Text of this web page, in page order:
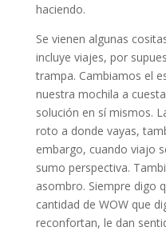
haciendo.
Se vienen algunas
incluye viajes, por
trampa. Cambiamos el
nuestra mochila a
solución en sí mismos.
roto a donde vayas,
embargo, cuando viajo
sumo perspectiva.
asombro. Siempre digo
cantidad de WOW que
reconfortan, le dan